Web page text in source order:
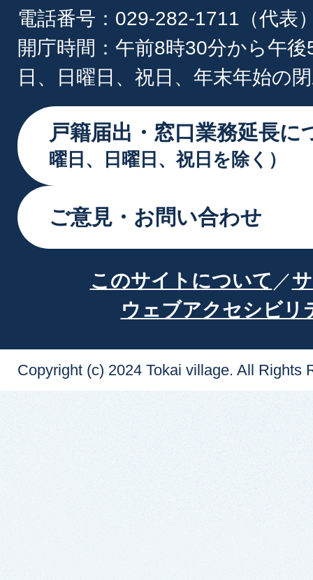
電話番号：029-282-1711（代表
開庁時間：午前8時30分から午
日、日曜日、祝日、年末年始の
戸籍届出・窓口業務延長に
曜日、日曜日、祝日を除く）
ご意見・お問い合わせ
このサイトについて
ウェブアクセシビリ
Copyright (c) 2024 Tokai village. All Rights